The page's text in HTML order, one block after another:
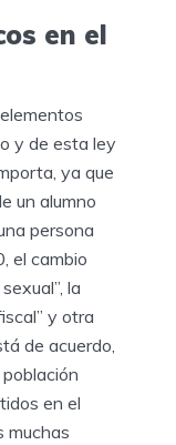
en el
y de esta ley
ya que
un alumno
persona
el cambio
la
y otra
de acuerdo,
en el
muchas